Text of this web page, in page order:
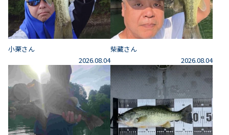
小栗さん
2026.08.04
柴藏さん
2026.08.04